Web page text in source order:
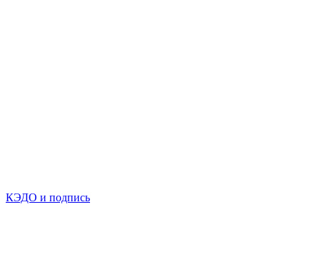
КЭДО и подпись